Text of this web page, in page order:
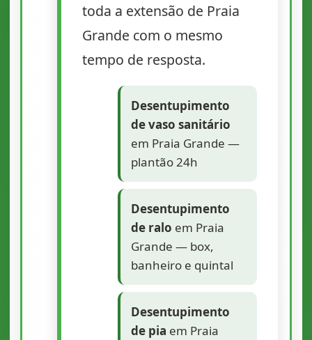
toda a extensão de Praia
Grande com o mesmo
tempo de resposta.
Desentupimento
de vaso sanitário
em Praia Grande —
plantão 24h
Desentupimento
de ralo em Praia
Grande — box,
banheiro e quintal
Desentupimento
de pia em Praia